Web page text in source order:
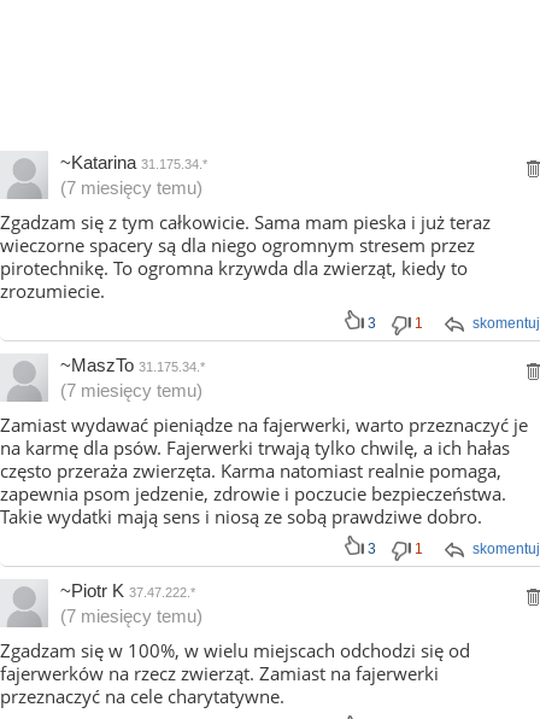
~Katarina 31.175.34.*
(7 miesięcy temu)
Zgadzam się z tym całkowicie. Sama mam pieska i już teraz
wieczorne spacery są dla niego ogromnym stresem przez
pirotechnikę. To ogromna krzywda dla zwierząt, kiedy to
zrozumiecie.
skomentuj
3 1
~MaszTo 31.175.34.*
(7 miesięcy temu)
Zamiast wydawać pieniądze na fajerwerki, warto przeznaczyć je
na karmę dla psów. Fajerwerki trwają tylko chwilę, a ich hałas
często przeraża zwierzęta. Karma natomiast realnie pomaga,
zapewnia psom jedzenie, zdrowie i poczucie bezpieczeństwa.
Takie wydatki mają sens i niosą ze sobą prawdziwe dobro.
skomentuj
3 1
~Piotr K 37.47.222.*
(7 miesięcy temu)
Zgadzam się w 100%, w wielu miejscach odchodzi się od
fajerwerków na rzecz zwierząt. Zamiast na fajerwerki
przeznaczyć na cele charytatywne.